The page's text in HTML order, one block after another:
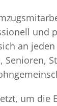
und
an jeden
Senioren,
um die